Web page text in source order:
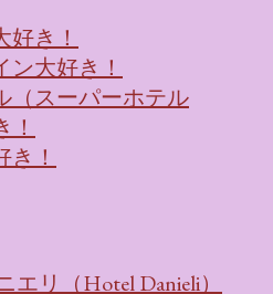
き！
大好き！
（スーパーホテル
！
！
リ（Hotel Danieli）